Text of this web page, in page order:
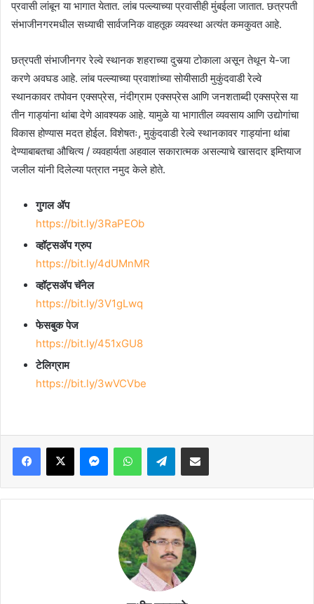
प्रवासी लांबून या भागात येतात. लांब पल्ल्याच्या प्रवासीही मुंबईला जातात. छत्रपती
संभाजीनगरमधील सध्याची सार्वजनिक वाहतूक व्यवस्था अत्यंत कमकुवत आहे.
छत्रपती संभाजीनगर रेल्वे स्थानक शहराच्या दुसर्‍या टोकाला असून तेथून ये-जा
करणे अवघड आहे. लांब पल्ल्याच्या प्रवाशांच्या सोयीसाठी मुकुंदवाडी रेल्वे
स्थानकावर तपोवन एक्सप्रेस, नंदीग्राम एक्सप्रेस आणि जनशताब्दी एक्सप्रेस या
तीन गाड्यांना थांबा देणे आवश्यक आहे. यामुळे या भागातील व्यवसाय आणि उद्योगांचा
विकास होण्यास मदत होईल. विशेषतः, मुकुंदवाडी रेल्वे स्थानकावर गाड्यांना थांबा
देण्याबाबतचा औचित्य / व्यवहार्यता अहवाल सकारात्मक असल्याचे खासदार इम्तियाज
जलील यांनी दिलेल्या पत्रात नमुद केले होते.
गुगल ॲप
https://bit.ly/3RaPEOb
व्हॉट्सॲप ग्रुप
https://bit.ly/4dUMnMR
व्हॉट्सॲप चॅनेल
https://bit.ly/3V1gLwq
फेसबुक पेज
https://bit.ly/451xGU8
टेलिग्राम
https://bit.ly/3wVCVbe
Facebook
X MessengerWhatsAppTelegramShare via Email